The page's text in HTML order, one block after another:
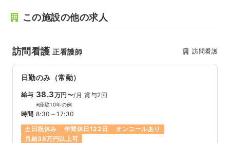
この施設の他の求人
訪問看護正看護師 訪問看護
日勤のみ（常勤）
給与 38.3万円〜/月 賞与2回
※経験10年の例
時間 8:30～17:30
土日祝休み
年間休日122日
オンコールあり
月給38万円以上可